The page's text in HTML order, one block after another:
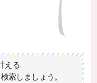
える
索しましょう。